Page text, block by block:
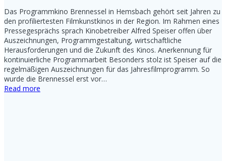
Das Programmkino Brennessel in Hemsbach gehört seit Jahren zu
den profiliertesten Filmkunstkinos in der Region. Im Rahmen eines
Pressegesprächs sprach Kinobetreiber Alfred Speiser offen über
Auszeichnungen, Programmgestaltung, wirtschaftliche
Herausforderungen und die Zukunft des Kinos. Anerkennung für
kontinuierliche Programmarbeit Besonders stolz ist Speiser auf die
regelmäßigen Auszeichnungen für das Jahresfilmprogramm. So
wurde die Brennessel erst vor…
Read more